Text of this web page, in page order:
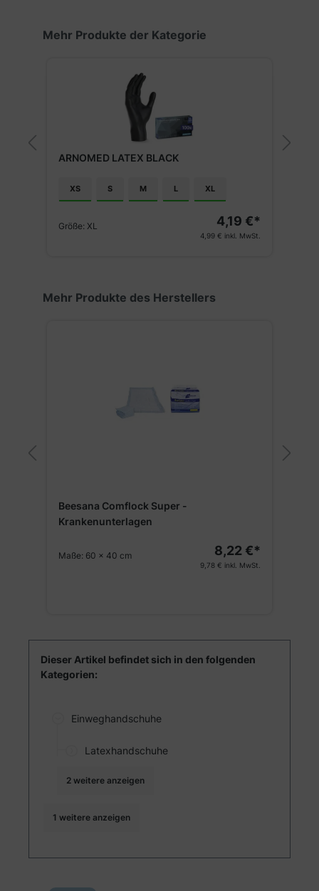
Produktgalerie überspringen
Mehr Produkte der Kategorie
ARNOMED LATEX BLACK
XS S M L XL
Größe: XL 4,19 €*
4,99 € inkl. MwSt.
Produktgalerie überspringen
Mehr Produkte des Herstellers
Beesana Comflock Super -
Krankenunterlagen
Maße: 60 x 40 cm 8,22 €*
9,78 € inkl. MwSt.
Dieser Artikel befindet sich in den folgenden
Kategorien:
Einweghandschuhe
Latexhandschuhe
2 weitere anzeigen
1 weitere anzeigen